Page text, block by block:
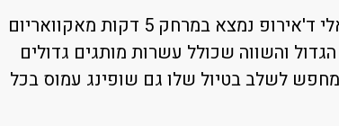
כמו כן, בית המלון איביס מרנה לה ואלי ד'אירופ נמצא במרחק 5 דקות מאקוואריום
סי-לייף ומהקניון La Vallée Village הגדול והשווה שכולל עשרות מותגים גדולים
לשלב בטיול שלו גם שופינג עמוס בכל